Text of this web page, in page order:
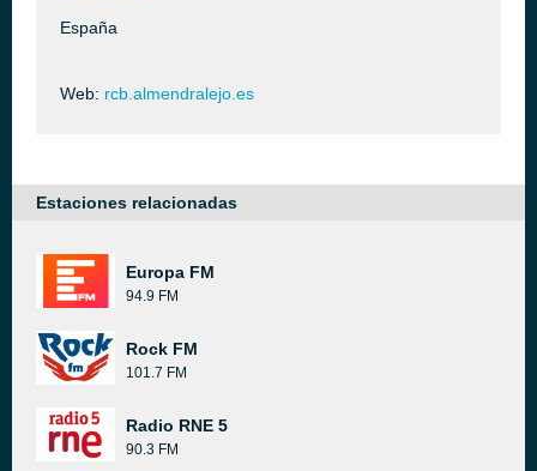
España
Web: rcb.almendralejo.es
Estaciones relacionadas
Europa FM
94.9 FM
Rock FM
101.7 FM
Radio RNE 5
90.3 FM